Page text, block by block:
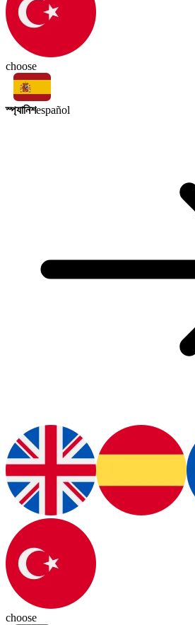
choose
স্প্যানিশespañol
choose